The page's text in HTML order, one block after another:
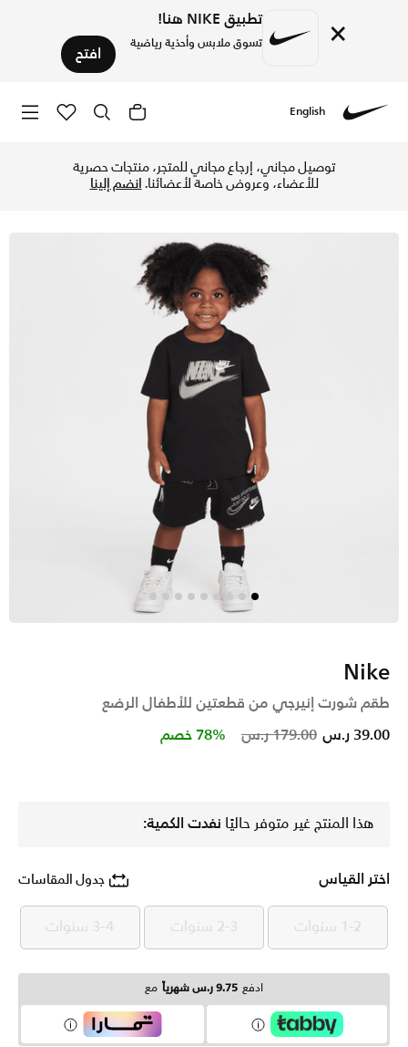
× تطبيق NIKE هنا!
تسوق ملابس وأحذية رياضية افتح
English
توصيل مجاني، إرجاع مجاني للمتجر، منتجات حصرية
للأعضاء، وعروض خاصة لأعضائنا.انضم إلينا
Nike
طقم شورت إنيرجي من قطعتين للأطفال الرضع
Price reduced from
179.00 ر.س to 39.00 ر.س 78% خصم
هذا المنتج غير متوفر حاليًا نفدت الكمية:
اختر القياس جدول المقاسات
1-2 سنوات 1-2 سنوات 2-3 سنوات 2-3 سنوات 3-4 سنوات 3-4 سنوات
ادفع 9.75 ر.س شهرياً مع